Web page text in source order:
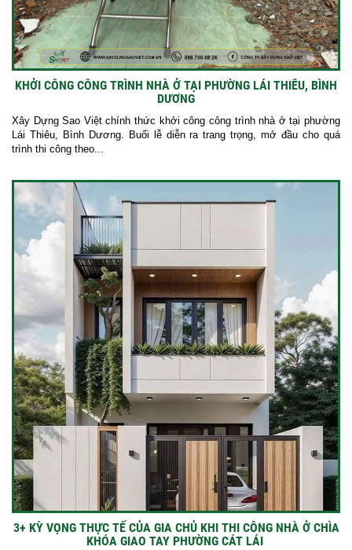
KHỞI CÔNG CÔNG TRÌNH NHÀ Ở TẠI PHƯỜNG LÁI THIÊU, BÌNH
DƯƠNG
Xây Dựng Sao Việt chính thức khởi công công trình nhà ở tại phường
Lái Thiêu, Bình Dương. Buổi lễ diễn ra trang trọng, mở đầu cho quá
trình thi công theo...
3+ KỲ VỌNG THỰC TẾ CỦA GIA CHỦ KHI THI CÔNG NHÀ Ở CHÌA
KHÓA GIAO TAY PHƯỜNG CÁT LÁI